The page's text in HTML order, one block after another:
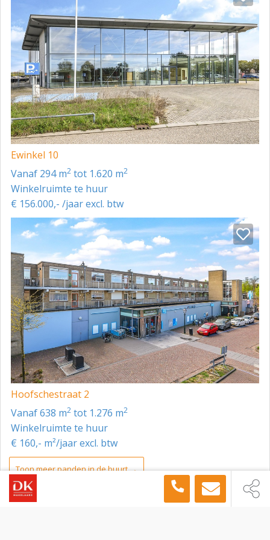
Ewinkel 10
vanaf 294 m2 tot 1.620 m2
Winkelruimte te huur
€ 156.000,- /jaar excl. btw
Hoofschestraat 2
vanaf 638 m2 tot 1.276 m2
Winkelruimte te huur
€ 160,- m²/jaar excl. btw
Toon meer panden in de buurt →